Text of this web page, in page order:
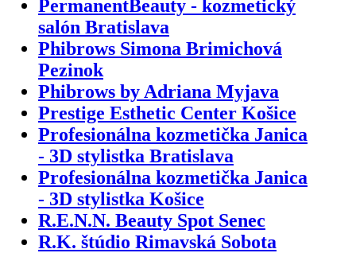
PermanentBeauty - kozmetický
salón Bratislava
Phibrows Simona Brimichová
Pezinok
Phibrows by Adriana Myjava
Prestige Esthetic Center Košice
Profesionálna kozmetička Janica
- 3D stylistka Bratislava
Profesionálna kozmetička Janica
- 3D stylistka Košice
R.E.N.N. Beauty Spot Senec
R.K. štúdio Rimavská Sobota